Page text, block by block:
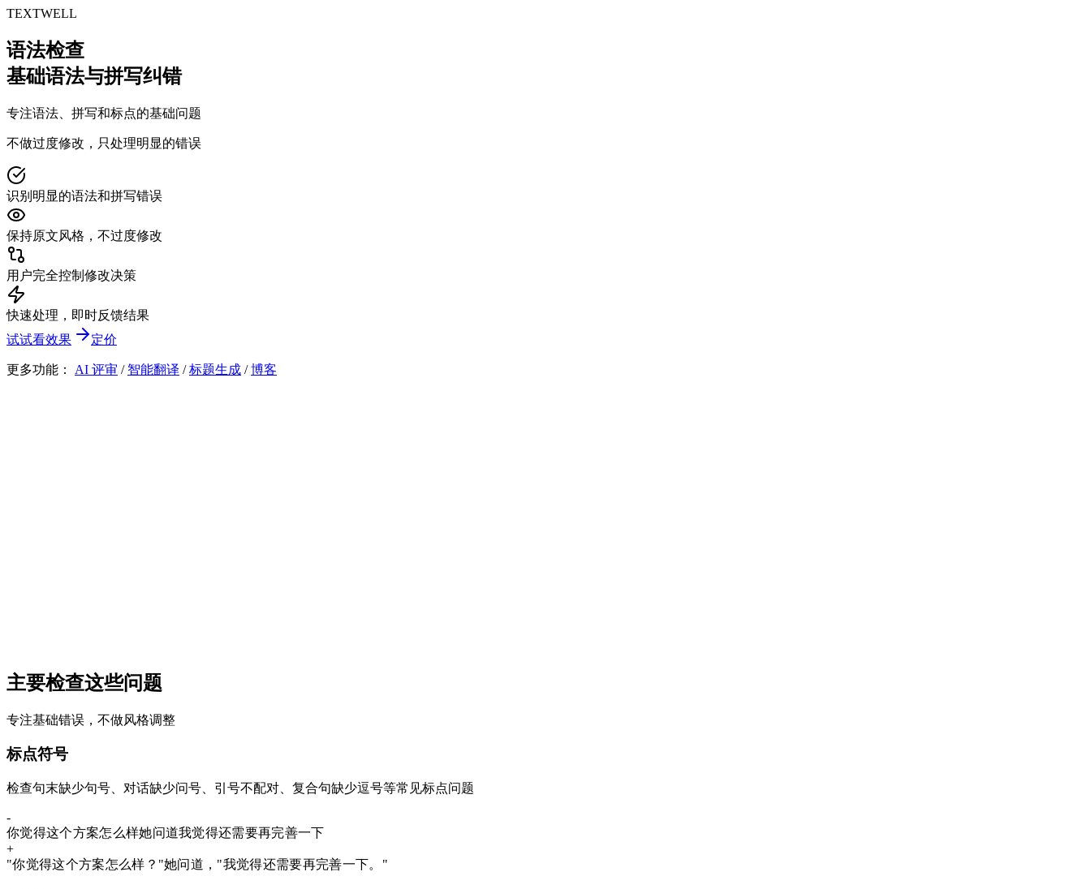
TEXTWELL
语法检查
基础语法与拼写纠错
专注语法、拼写和标点的基础问题
不做过度修改，只处理明显的错误
识别明显的语法和拼写错误
保持原文风格，不过度修改
用户完全控制修改决策
快速处理，即时反馈结果
试试看效果
定价
更多功能： AI 评审 / 智能翻译 /标题生成 /博客
主要检查这些问题
专注基础错误，不做风格调整
标点符号
检查句末缺少句号、对话缺少问号、引号不配对、复合句缺少逗号等常见标点问题
-
你觉得这个方案怎么样她问道我觉得还需要再完善一下
+
"你觉得这个方案怎么样 ？"她问道 ，"我觉得还需要再完善一下。"